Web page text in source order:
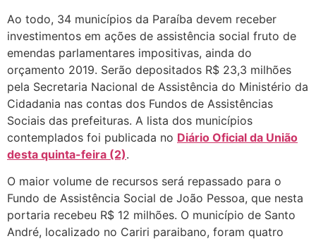
Ao todo, 34 municípios da Paraíba devem receber
investimentos em ações de assistência social fruto de
emendas parlamentares impositivas, ainda do
orçamento 2019. Serão depositados R$ 23,3 milhões
pela Secretaria Nacional de Assistência do Ministério da
Cidadania nas contas dos Fundos de Assistências
Sociais das prefeituras. A lista dos municípios
contemplados foi publicada no Diário Oficial da União
desta quinta-feira (2).
O maior volume de recursos será repassado para o
Fundo de Assistência Social de João Pessoa, que nesta
portaria recebeu R$ 12 milhões. O município de Santo
André, localizado no Cariri paraibano, foram quatro